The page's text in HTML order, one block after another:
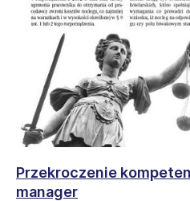
Przekroczenie
manager